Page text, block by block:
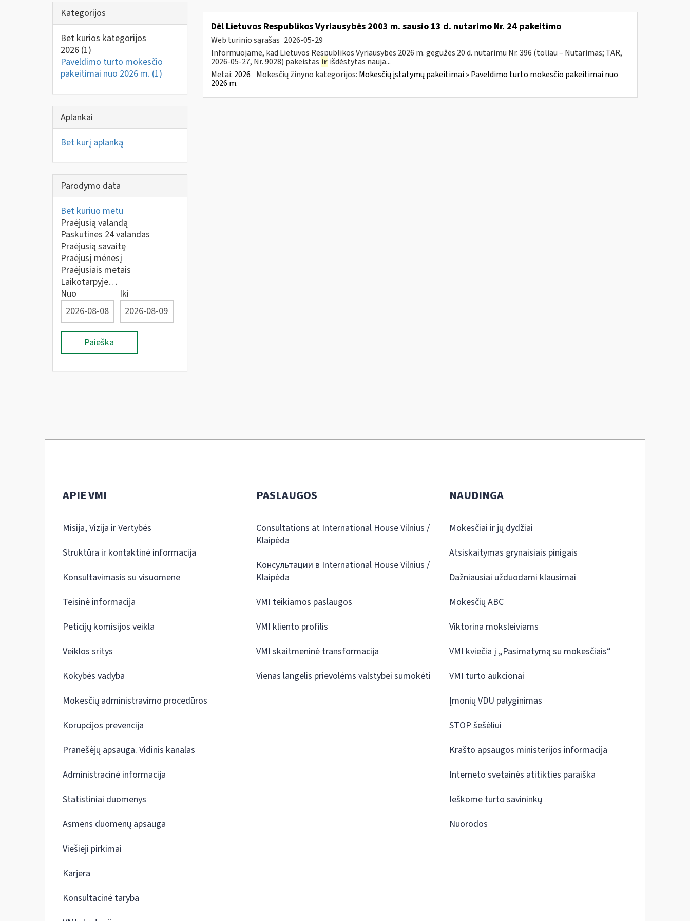
Kategorijos
Bet kurios kategorijos
2026 (1)
Paveldimo turto mokesčio
pakeitimai nuo 2026 m. (1)
Aplankai
Bet kurį aplanką
Parodymo data
Bet kuriuo metu
Praėjusią valandą
Paskutines 24 valandas
Praėjusią savaitę
Praėjusį mėnesį
Praėjusiais metais
Laikotarpyje…
Nuo
Iki
Paieška
Dėl Lietuvos Respublikos Vyriausybės 2003 m. sausio 13 d. nutarimo Nr. 24 pakeitimo
Web turinio sąrašas 2026-05-29
Informuojame, kad Lietuvos Respublikos Vyriausybės 2026 m. gegužės 20 d. nutarimu Nr. 396 (toliau – Nutarimas; TAR,
2026-05-27, Nr. 9028) pakeistas ir išdėstytas nauja...
Metai: 2026 Mokesčių žinyno kategorijos: Mokesčių įstatymų pakeitimai » Paveldimo turto mokesčio pakeitimai nuo
2026 m.
APIE VMI
Misija, Vizija ir Vertybės
Struktūra ir kontaktinė informacija
Konsultavimasis su visuomene
Teisinė informacija
Peticijų komisijos veikla
Veiklos sritys
Kokybės vadyba
Mokesčių administravimo procedūros
Korupcijos prevencija
Pranešėjų apsauga. Vidinis kanalas
Administracinė informacija
Statistiniai duomenys
Asmens duomenų apsauga
Viešieji pirkimai
Karjera
Konsultacinė taryba
PASLAUGOS
Consultations at International House Vilnius /
Klaipėda
Консультации в International House Vilnius /
Klaipėda
VMI teikiamos paslaugos
VMI kliento profilis
VMI skaitmeninė transformacija
Vienas langelis prievolėms valstybei sumokėti
NAUDINGA
Mokesčiai ir jų dydžiai
Atsiskaitymas grynaisiais pinigais
Dažniausiai užduodami klausimai
Mokesčių ABC
Viktorina moksleiviams
VMI kviečia į „Pasimatymą su mokesčiais“
VMI turto aukcionai
Įmonių VDU palyginimas
STOP šešėliui
Krašto apsaugos ministerijos informacija
Interneto svetainės atitikties paraiška
Ieškome turto savininkų
Nuorodos